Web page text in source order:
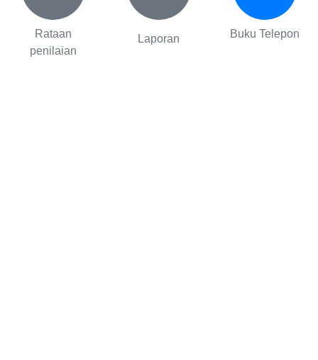
Rataan
penilaian
Laporan Buku Telepon